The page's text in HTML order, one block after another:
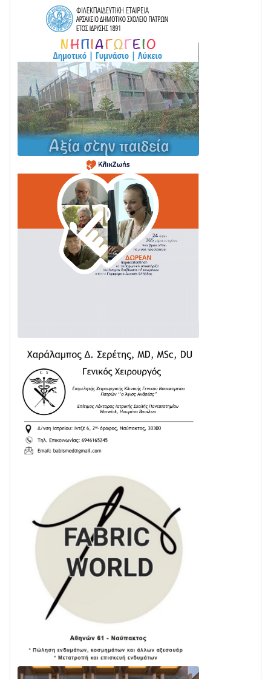
Στο σκοτάδι μεγάλο μέρος στο Λυγιά Ναυπάκτου
04/08 • 19:47
Σε τροχιά υλοποίησης η Παράκαμψη του Κέντρου
της Ναυπάκτου
04/08 • 12:08
Σε φουλ ρυθμούς το τμήμα Βόνιτσα – Άγιος Νικόλαος
| Αυτοψία Καββαδά
03/08 • 11:11
Με Αρχιερατική Λαμπρότητα η Πανήγυρη της
Μεταμορφώσεως του Σωτήρος στο Γολέμι
03/08 • 07:45
Ενισχύεται η Πολιτική Προστασία στο Δήμο Αγρινίου
με δύο νέα υδροφόρα οχήματα
02/08 • 18:26
Διαβάστε την «Ναυπακτία» που κυκλοφορεί
31/07 • 08:16
24/07 • 11:31
ΕΚΤΑΚΤΟ – ΝΑΥΠΑΚΤΙΑ: ΣΥΝΑΓΕΡΜΟΣ ΣΤΗΝ
ΠΥΡΟΣΒΕΣΤΙΚΗ ΓΙΑ ΦΩΤΙΑ ΣΤΟΝ ΑΓΙΟ ΗΛΙΑ ΠΡΙΝ ΤΗ
ΓΡΑΝΙΤΣΑ
24/07 • 11:03